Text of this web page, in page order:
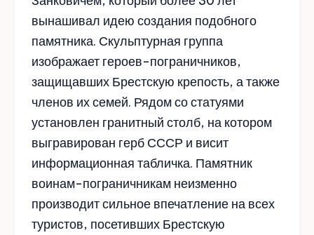
вынашивал идею создания подобного
памятника. Скульптурная группа
изображает героев-пограничников,
защищавших Брестскую крепость, а также
членов их семей. Рядом со статуями
установлен гранитный столб, на котором
выгравирован герб СССР и висит
информационная табличка. Памятник
воинам-пограничникам неизменно
производит сильное впечатление на всех
туристов, посетивших Брестскую